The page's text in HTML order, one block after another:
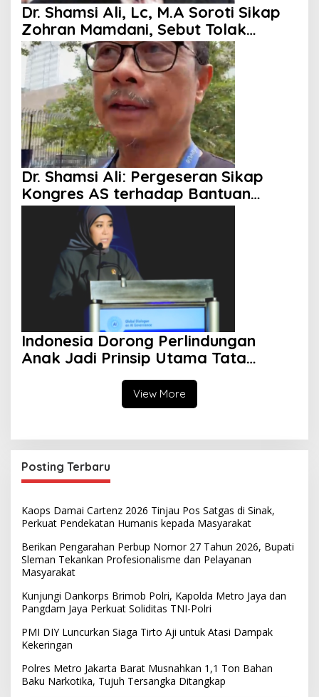
Dr. Shamsi Ali, Lc, M.A Soroti Sikap
Zohran Mamdani, Sebut Tolak
Kenaikan Gaji hingga Berani
Singgung Netanyahu
Dr. Shamsi Ali: Pergeseran Sikap
Kongres AS terhadap Bantuan
Militer ke Israel Mulai Terlihat
Indonesia Dorong Perlindungan
Anak Jadi Prinsip Utama Tata
Kelola AI Global
View More
Posting Terbaru
Kaops Damai Cartenz 2026 Tinjau Pos Satgas di Sinak,
Perkuat Pendekatan Humanis kepada Masyarakat
Berikan Pengarahan Perbup Nomor 27 Tahun 2026, Bupati
Sleman Tekankan Profesionalisme dan Pelayanan
Masyarakat
Kunjungi Dankorps Brimob Polri, Kapolda Metro Jaya dan
Pangdam Jaya Perkuat Soliditas TNI-Polri
PMI DIY Luncurkan Siaga Tirto Aji untuk Atasi Dampak
Kekeringan
Polres Metro Jakarta Barat Musnahkan 1,1 Ton Bahan
Baku Narkotika, Tujuh Tersangka Ditangkap